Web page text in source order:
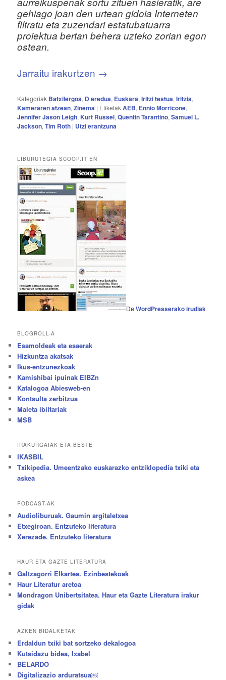
gehiago joan den urtean gidoia Interneten
filtratu eta zuzendari estatubatuarra
proiektua bertan behera uzteko zorian egon
ostean.
Jarraitu irakurtzen →
Kategoriak Batxilergoa, D eredua, Euskara,Iritzi testua,Iritzia,
Kameraren atzean,Zinema | EtiketakAEB, Ennio Morricone,
Jennifer Jason Leigh, Kurt Russel,Quentin Tarantino,Samuel L.
Jackson,Tim Roth | Utzi erantzuna
LIBURUTEGIA SCOOP.IT EN
DeWordPresserako irudiak
BLOGROLL-A
Esamoldeak eta esaerak
Hizkuntza akatsak
Ikus-entzunezkoak
Kamishibai ipuinak EIBZn
Katalogoa Abiesweb-en
Kontsulta zerbitzua
Maleta ibiltariak
MSB
IRAKURGAIAK ETA BESTE
IKASBIL
Txikipedia. Umeentzako euskarazko entziklopedia txiki eta
askea
PODCAST-AK
Audioliburuak. Gaumin argitaletxea
Etxegiroan. Entzuteko literatura
Xerezade. Entzuteko literatura
HAUR ETA GAZTE LITERATURA
Galtzagorri Elkartea. Ezinbestekoak
Haur Literatur aretoa
Mondragon Unibertsitatea. Haur eta Gazte Literatura irakur
gidak
AZKEN BIDALKETAK
Erdaldun txiki bat sortzeko dekalogoa
Kutsidazu bidea, Ixabel
BELARDO
Digitalizazio arduratsua￼